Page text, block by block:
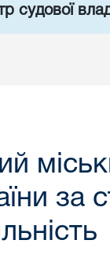
судової
за